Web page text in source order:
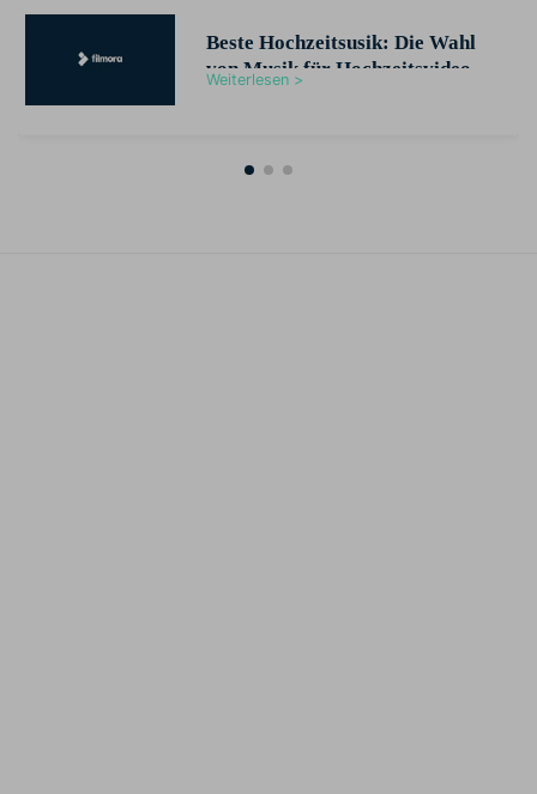
Beste Hochzeitsusik: Die Wahl
von Musik für Hochzeitsvideo
Weiterlesen >